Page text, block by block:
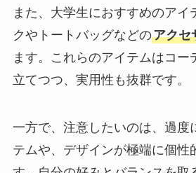
また、大学生におすすめのアイ
クやトートバッグなどのアクセ
ます。これらのアイテムはコー
立てつつ、実用性も抜群です。
一方で、注意したいのは、過度
テムや、デザインが極端に個性